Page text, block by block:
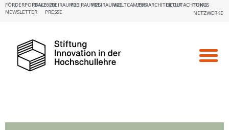
NEWSLETTER PRESSE
FÖRDERPORTALE:
FBM2020FREIRAUM23FREIRAUM25FREIRAUM26WELTCAMPUSLEHRARCHITEKTURBEGUTACHTUNG
FOKUS
NETZWERKE